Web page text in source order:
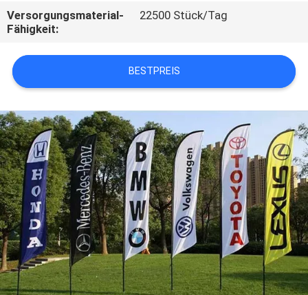
ANGEBOT
SITEMAP
PRIVACY
POLICY
Versorgungsmaterial-
Fähigkeit:
22500 Stück/Tag
BESTPREIS